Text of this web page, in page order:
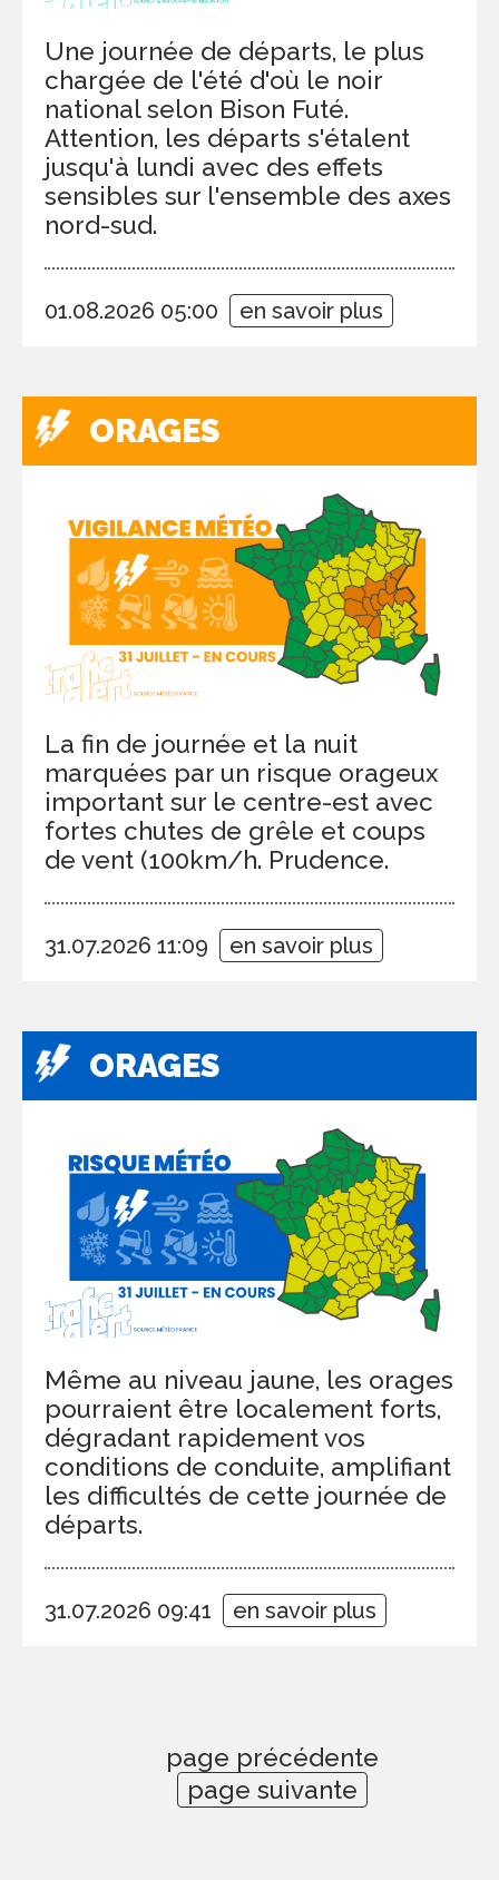
Une journée de départs, le plus
chargée de l'été d'où le noir
national selon Bison Futé.
Attention, les départs s'étalent
jusqu'à lundi avec des effets
sensibles sur l'ensemble des axes
nord-sud.
01.08.2026 05:00 en savoir plus
ORAGES
La fin de journée et la nuit
marquées par un risque orageux
important sur le centre-est avec
fortes chutes de grêle et coups
de vent (100km/h. Prudence.
31.07.2026 11:09 en savoir plus
ORAGES
Même au niveau jaune, les orages
pourraient être localement forts,
dégradant rapidement vos
conditions de conduite, amplifiant
les difficultés de cette journée de
départs.
31.07.2026 09:41 en savoir plus
page précédente
page suivante